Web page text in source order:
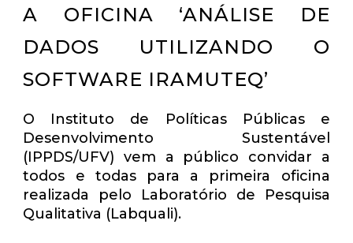
A OFICINA ‘ANÁLISE DE
DADOS UTILIZANDO O
SOFTWARE IRAMUTEQ’
O Instituto de Políticas Públicas e
Desenvolvimento Sustentável
(IPPDS/UFV) vem a público convidar a
todos e todas para a primeira oficina
realizada pelo Laboratório de Pesquisa
Qualitativa (Labquali).